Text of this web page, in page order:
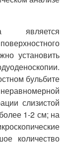
является
установить
бульбите
слизистой
1-2 см; на
количество